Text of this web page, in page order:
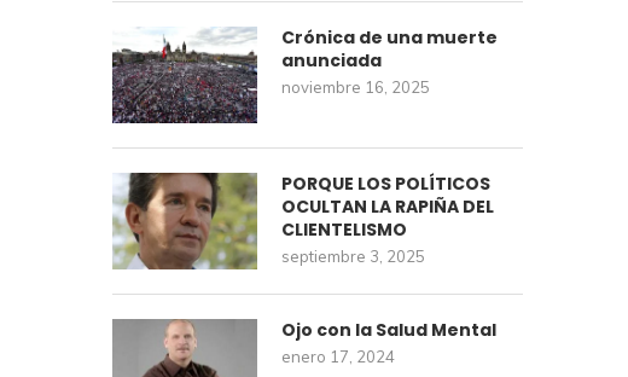
Crónica de una muerte
anunciada
noviembre 16, 2025
PORQUE LOS POLÍTICOS
OCULTAN LA RAPIÑA DEL
CLIENTELISMO
septiembre 3, 2025
Ojo con la Salud Mental
enero 17, 2024